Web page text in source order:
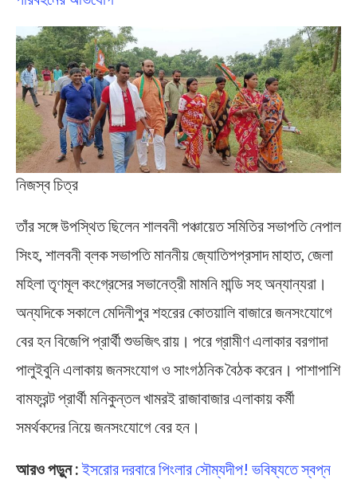
নিজস্ব চিত্র
তাঁর সঙ্গে উপস্থিত ছিলেন শালবনী পঞ্চায়েত সমিতির সভাপতি নেপাল
সিংহ, শালবনী ব্লক সভাপতি মাননীয় জ্যোতিপপ্রসাদ মাহাত, জেলা
মহিলা তৃণমূল কংগ্রেসের সভানেত্রী মামনি মান্ডি সহ অন্যান্যরা।
অন্যদিকে সকালে মেদিনীপুর শহরের কোতয়ালি বাজারে জনসংযোগে
বের হন বিজেপি প্রার্থী শুভজিৎ রায়। পরে গ্রামীণ এলাকার বরগাদা
পালুইবুনি এলাকায় জনসংযোগ ও সাংগঠনিক বৈঠক করেন। পাশাপাশি
বামফ্রন্ট প্রার্থী মনিকুন্তল খামরই রাজাবাজার এলাকায় কর্মী
সমর্থকদের নিয়ে জনসংযোগে বের হন।
আরও পড়ুন : ইসরোর দরবারে পিংলার সৌম্যদীপ! ভবিষ্যতে স্বপ্ন